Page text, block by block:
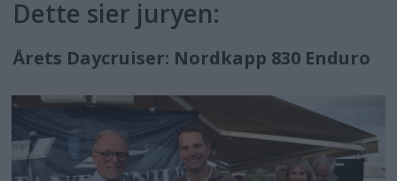
Dette sier juryen:
Årets Daycruiser: Nordkapp 830 Enduro